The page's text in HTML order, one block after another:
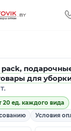
,
для
20 ед. каждого вида
Условия